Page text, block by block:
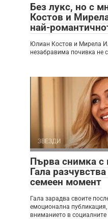
Без лукс, но с
Костов и
най-
Юлиан Костов и Мирела
незабравима почивка не
ЗВЕЗДИ
Първа снимка
Гала
семеен момент
Гала зарадва своите
емоционална
вниманието в социалните